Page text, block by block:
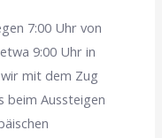
7:00 Uhr von
9:00 Uhr in
mit dem Zug
beim Aussteigen